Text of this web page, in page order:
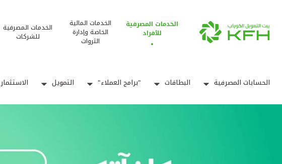
الخدمات المصرفية
للأفراد
الخدمات المالية
الخاصة وإدارة
الثروات
الخدمات المصرفية
للشركات
الحسابات المصرفية البطاقات "برامج العملاء" التمويل الاستثمار